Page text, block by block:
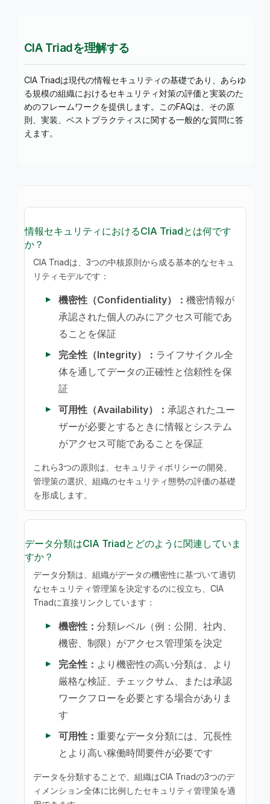
CIA Triadを理解する
CIA Triadは現代の情報セキュリティの基礎であり、あらゆ
る規模の組織におけるセキュリティ対策の評価と実装のた
めのフレームワークを提供します。このFAQは、その原
則、実装、ベストプラクティスに関する一般的な質問に答
えます。
情報セキュリティにおけるCIA Triadとは何です
か？
CIA Triadは、3つの中核原則から成る基本的なセキュ
リティモデルです：
機密性（Confidentiality）： 機密情報が
承認された個人のみにアクセス可能であ
ることを保証
完全性（Integrity）： ライフサイクル全
体を通してデータの正確性と信頼性を保
証
可用性（Availability）： 承認されたユー
ザーが必要とするときに情報とシステム
がアクセス可能であることを保証
これら3つの原則は、セキュリティポリシーの開発、
管理策の選択、組織のセキュリティ態勢の評価の基礎
を形成します。
データ分類はCIA Triadとどのように関連していま
すか？
データ分類は、組織がデータの機密性に基づいて適切
なセキュリティ管理策を決定するのに役立ち、CIA
Triadに直接リンクしています：
機密性： 分類レベル（例：公開、社内、
機密、制限）がアクセス管理策を決定
完全性： より機密性の高い分類は、より
厳格な検証、チェックサム、または承認
ワークフローを必要とする場合がありま
す
可用性： 重要なデータ分類には、冗長性
とより高い稼働時間要件が必要です
データを分類することで、組織はCIA Triadの3つのデ
ィメンション全体に比例したセキュリティ管理策を適